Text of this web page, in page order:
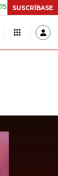
+2,19% TASA
SUSCRÍBASE